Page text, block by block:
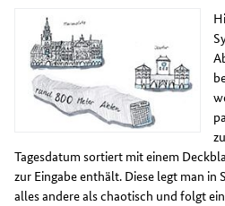
Tagesdatum sortiert mit einem
zur Eingabe enthält. Diese legt man in
alles andere als chaotisch und folgt